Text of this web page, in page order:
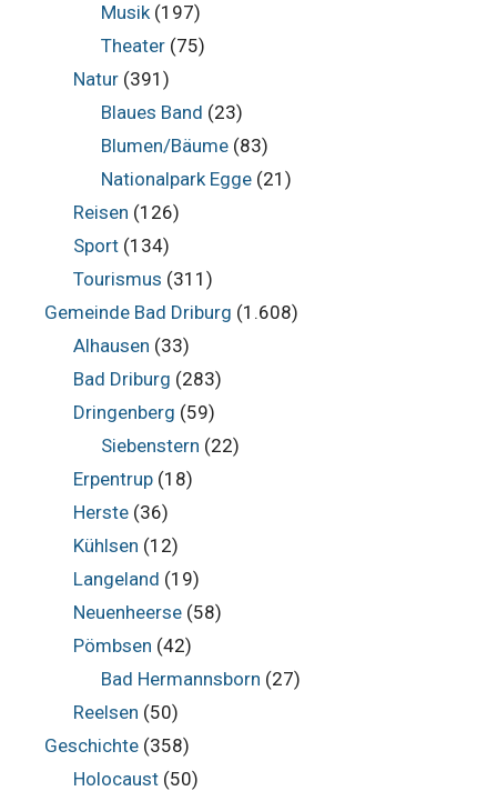
Musik(197)
Theater (75)
Natur(391)
Blaues Band (23)
Blumen/Bäume (83)
Nationalpark Egge (21)
Reisen (126)
Sport(134)
Tourismus (311)
Gemeinde Bad Driburg (1.608)
Alhausen (33)
Bad Driburg (283)
Dringenberg (59)
Siebenstern (22)
Erpentrup(18)
Herste(36)
Kühlsen (12)
Langeland (19)
Neuenheerse(58)
Pömbsen (42)
Bad Hermannsborn (27)
Reelsen (50)
Geschichte (358)
Holocaust(50)